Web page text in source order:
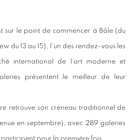
sur le point de commencer à Bâle (du
du 13 au 15), l’un des rendez-vous les
international de l’art moderne et
présentent le meilleur de leur
retrouve son créneau traditionnel de
en septembre), avec 289 galeries
participent pour la première fois.